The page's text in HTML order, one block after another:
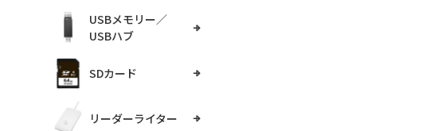
USBメモリー／
USBハブ
SDカード
リーダーライター